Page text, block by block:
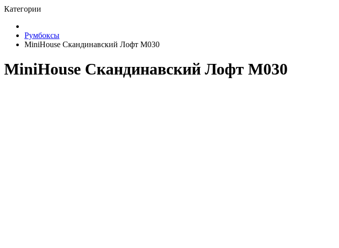
Категории
Румбоксы
MiniHouse Скандинавский Лофт M030
MiniHouse Скандинавский Лофт M030